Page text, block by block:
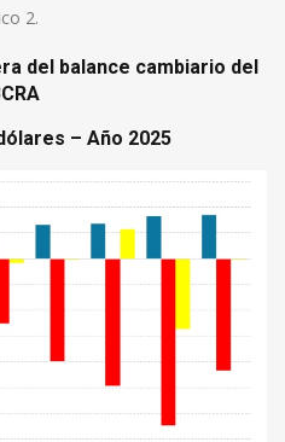
2.
del balance cambiario del
– Año 2025